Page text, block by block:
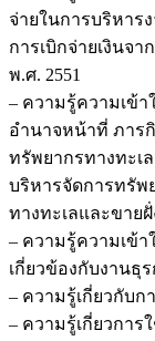
จ่ายในการบริหาร
การเบิกจ่ายเงินจา
พ.ศ. 2551
– ความรู้ความเข้า
อำนาจหน้าที่ ภาร
ทรัพยากรทางทะเ
บริหารจัดการทรัพ
ทางทะเลและขายฝั่
– ความรู้ความเข้า
เกี่ยวข้องกับงานธุร
– ความรู้เกี่ยวกับ
– ความรู้เกี่ยวการ